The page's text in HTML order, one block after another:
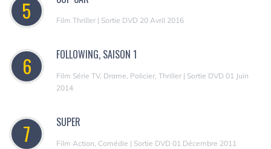
5 Film Thriller | Sortie DVD 20 Avril 2016
6 FOLLOWING, SAISON 1
Film Série TV, Drame, Policier, Thriller | Sortie DVD 01 Juin
2014
7 SUPER
Film Action, Comédie | Sortie DVD 01 Décembre 2011